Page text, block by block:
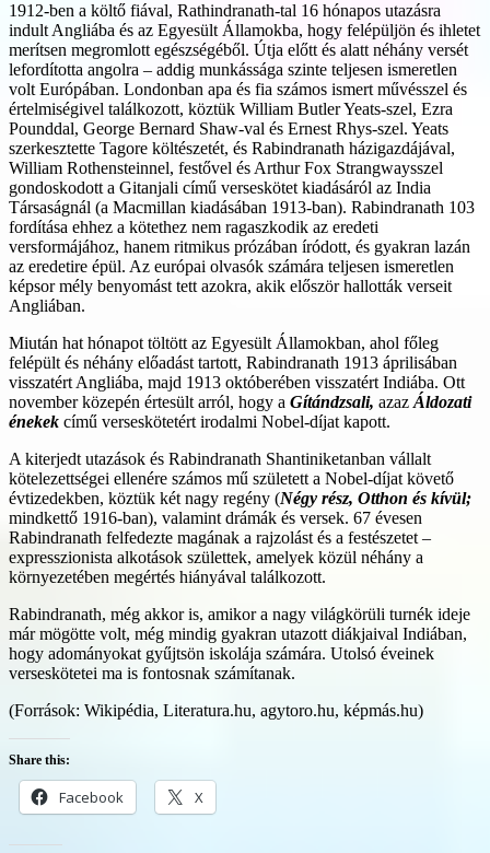
1912-ben a költő fiával, Rathindranath-tal 16 hónapos utazásra
indult Angliába és az Egyesült Államokba, hogy felépüljön és ihletet
merítsen megromlott egészségéből. Útja előtt és alatt néhány versét
lefordította angolra – addig munkássága szinte teljesen ismeretlen
volt Európában. Londonban apa és fia számos ismert művésszel és
értelmiségivel találkozott, köztük William Butler Yeats-szel, Ezra
Pounddal, George Bernard Shaw-val és Ernest Rhys-szel. Yeats
szerkesztette Tagore költészetét, és Rabindranath házigazdájával,
William Rothensteinnel, festővel és Arthur Fox Strangwaysszel
gondoskodott a Gitanjali című verseskötet kiadásáról az India
Társaságnál (a Macmillan kiadásában 1913-ban). Rabindranath 103
fordítása ehhez a kötethez nem ragaszkodik az eredeti
versformájához, hanem ritmikus prózában íródott, és gyakran lazán
az eredetire épül. Az európai olvasók számára teljesen ismeretlen
képsor mély benyomást tett azokra, akik először hallották verseit
Angliában.
Miután hat hónapot töltött az Egyesült Államokban, ahol főleg
felépült és néhány előadást tartott, Rabindranath 1913 áprilisában
visszatért Angliába, majd 1913 októberében visszatért Indiába. Ott
november közepén értesült arról, hogy a Gítándzsali, azaz Áldozati
énekek című verseskötetért irodalmi Nobel-díjat kapott.
A kiterjedt utazások és Rabindranath Shantiniketanban vállalt
kötelezettségei ellenére számos mű született a Nobel-díjat követő
évtizedekben, köztük két nagy regény (Négy rész, Otthon és kívül;
mindkettő 1916-ban), valamint drámák és versek. 67 évesen
Rabindranath felfedezte magának a rajzolást és a festészetet –
expresszionista alkotások születtek, amelyek közül néhány a
környezetében megértés hiányával találkozott.
Rabindranath, még akkor is, amikor a nagy világkörüli turnék ideje
már mögötte volt, még mindig gyakran utazott diákjaival Indiában,
hogy adományokat gyűjtsön iskolája számára. Utolsó éveinek
verseskötetei ma is fontosnak számítanak.
(Források: Wikipédia, Literatura.hu, agytoro.hu, képmás.hu)
Share this:
Facebook X